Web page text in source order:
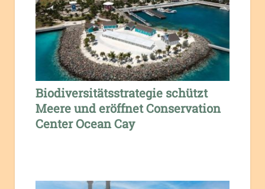
Biodiversitätsstrategie schützt
Meere und eröffnet Conservation
Center Ocean Cay